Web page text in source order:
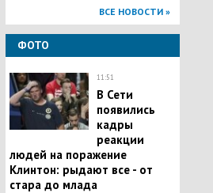
ВСЕ НОВОСТИ »
ФОТО
11:51
В Сети
появились
кадры
реакции
людей на поражение
Клинтон: рыдают все - от
стара до млада